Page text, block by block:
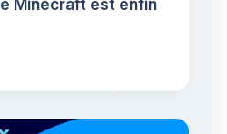
Minecraft est enfin